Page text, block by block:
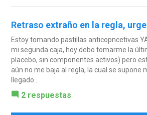
Retraso extraño en la regla,
Estoy tomando pastillas anticopncetivas
mi segunda caja, hoy debo tomarme la
placebo, sin componentes activos) pero
aún no me baja al regla, la cual se supone
llegado...
2 respuestas